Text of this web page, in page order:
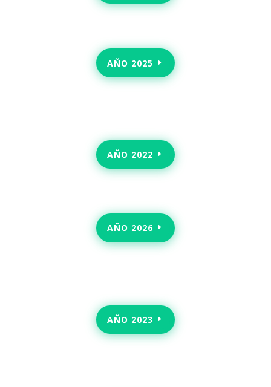
AÑO 2025
AÑO 2022
AÑO 2026
AÑO 2023